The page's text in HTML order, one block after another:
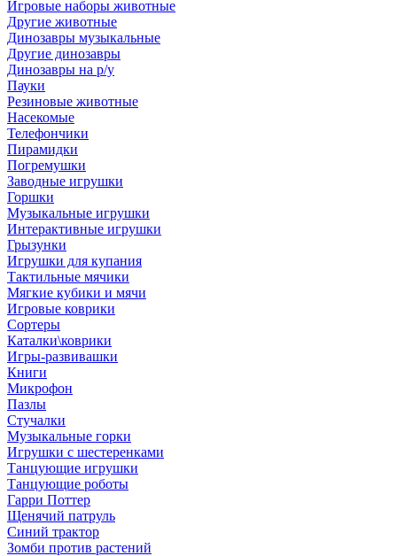
Игровые наборы животные
Другие животные
Динозавры музыкальные
Другие динозавры
Динозавры на р/у
Пауки
Резиновые животные
Насекомые
Телефончики
Пирамидки
Погремушки
Заводные игрушки
Горшки
Музыкальные игрушки
Интерактивные игрушки
Грызунки
Игрушки для купания
Тактильные мячики
Мягкие кубики и мячи
Игровые коврики
Сортеры
Каталки\коврики
Игры-развивашки
Книги
Микрофон
Пазлы
Стучалки
Музыкальные горки
Игрушки с шестеренками
Танцующие игрушки
Танцующие роботы
Гарри Поттер
Щенячий патруль
Синий трактор
Зомби против растений